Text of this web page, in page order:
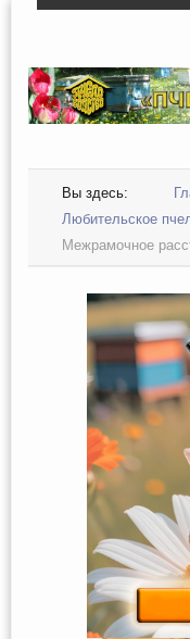
Вы здесь:
Любительское
Межрамочное